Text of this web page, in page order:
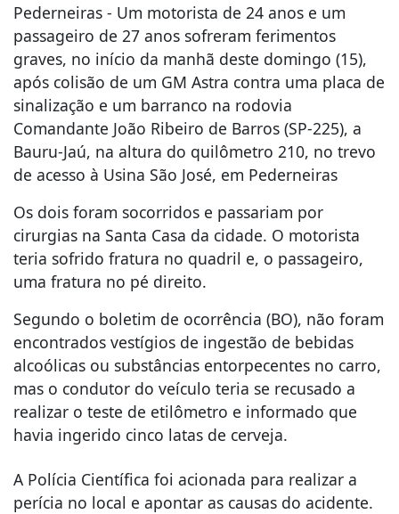
Pederneiras - Um motorista de 24 anos e um
passageiro de 27 anos sofreram ferimentos
graves, no início da manhã deste domingo (15),
após colisão de um GM Astra contra uma placa de
sinalização e um barranco na rodovia
Comandante João Ribeiro de Barros (SP-225), a
Bauru-Jaú, na altura do quilômetro 210, no trevo
de acesso à Usina São José, em Pederneiras
Os dois foram socorridos e passariam por
cirurgias na Santa Casa da cidade. O motorista
teria sofrido fratura no quadril e, o passageiro,
uma fratura no pé direito.
Segundo o boletim de ocorrência (BO), não foram
encontrados vestígios de ingestão de bebidas
alcoólicas ou substâncias entorpecentes no carro,
mas o condutor do veículo teria se recusado a
realizar o teste de etilômetro e informado que
havia ingerido cinco latas de cerveja.
A Polícia Científica foi acionada para realizar a
perícia no local e apontar as causas do acidente.